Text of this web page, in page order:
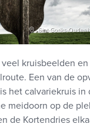
Sint-Goriks-
kruisbeelden
Een van de
het calvariekruis in
meidoorn op de
de Kortendries